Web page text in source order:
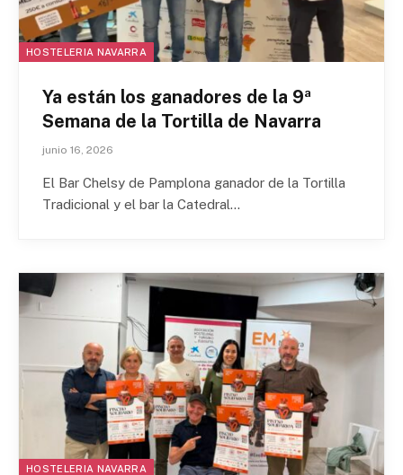
HOSTELERIA NAVARRA
Ya están los ganadores de la 9ª
Semana de la Tortilla de Navarra
junio 16, 2026
El Bar Chelsy de Pamplona ganador de la Tortilla
Tradicional y el bar la Catedral…
HOSTELERIA NAVARRA